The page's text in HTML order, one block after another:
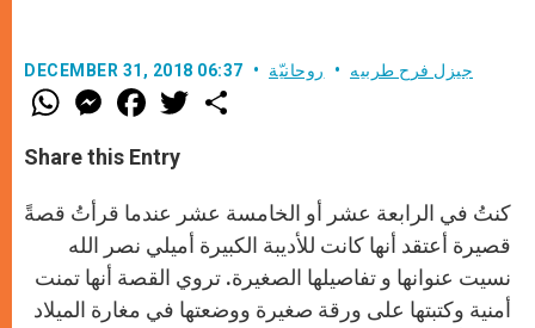
DECEMBER 31, 2018 06:37 جيزل فرح طربيه روحانيّة
W
h
t
s
p
p
M
e
s
e
g
e
r
F
a
e
b
o
k
T
w
r
Share this Entry
كنتُ في الرابعة عشر أو الخامسة عشر عندما قرأتُ قصةً
قصيرة أعتقد أنها كانت للأديبة الكبيرة أميلي نصر الله
نسيت عنوانها و تفاصيلها الصغيرة. تروي القصة أنها تمنت
أمنية وكتبتها على ورقة صغيرة ووضعتها في مغارة الميلاد